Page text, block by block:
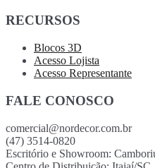
RECURSOS
Blocos 3D
Acesso Lojista
Acesso Representante
FALE CONOSCO
comercial@nordecor.com.br
(47) 3514-0820
Escritório e Showroom: